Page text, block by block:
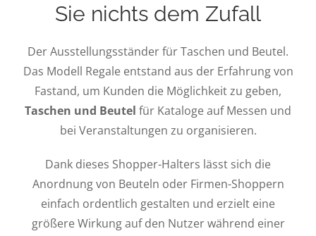
Sie nichts dem Zufall
Der Ausstellungsständer für Taschen und Beutel.
Das Modell Regale entstand aus der Erfahrung von
Fastand, um Kunden die Möglichkeit zu geben,
Taschen und Beutel für Kataloge auf Messen und
bei Veranstaltungen zu organisieren.
Dank dieses Shopper-Halters lässt sich die
Anordnung von Beuteln oder Firmen-Shoppern
einfach ordentlich gestalten und erzielt eine
größere Wirkung auf den Nutzer während einer